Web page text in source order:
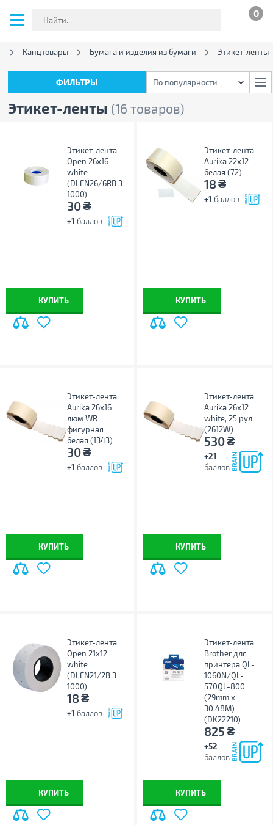
0
Канцтовары Бумага и изделия из бумаги Этикет-ленты
Этикет-ленты (16 товаров)
ФИЛЬТРЫ По популярности
Этикет-лента
Open 26х16
white
(DLEN26/6RB 3
1000)
30₴
+1 баллов
КУПИТЬ
Этикет-лента
Aurika 22х12
белая (72)
18₴
+1 баллов
КУПИТЬ
Этикет-лента
Aurika 26х16
люм WR
фигурная
белая (1343)
30₴
+1 баллов
КУПИТЬ
Этикет-лента
Aurika 26х12
white, 25 рул
(2612W)
530₴
+21
баллов
КУПИТЬ
Этикет-лента
Open 21х12
white
(DLEN21/2B 3
1000)
18₴
+1 баллов
КУПИТЬ
Этикет-лента
Brother для
принтера QL-
1060N/QL-
570QL-800
(29mm x
30.48M)
(DK22210)
825₴
+52
баллов
КУПИТЬ
ФИЛЬТРЫ По популярности